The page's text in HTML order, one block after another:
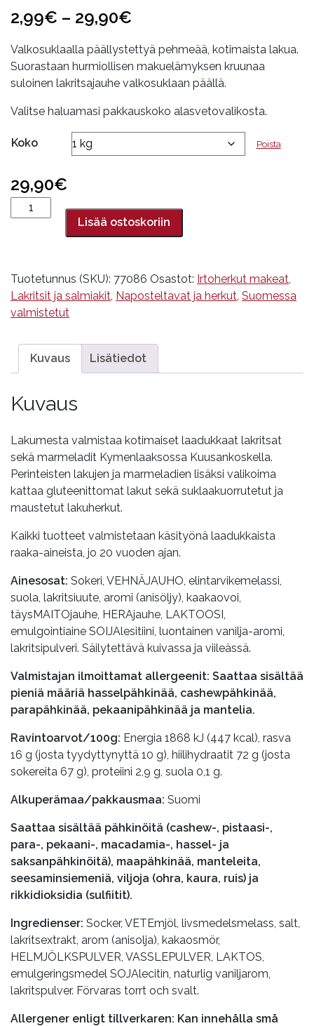
2,99€ – 29,90€
2,99€
-
29,90€
Valkosuklaalla päällystettyä pehmeää, kotimaista lakua.
Suorastaan hurmiollisen makuelämyksen kruunaa
suloinen lakritsajauhe valkosuklaan päällä.
Valitse haluamasi pakkauskoko alasvetovalikosta.
Koko Poista
29,90€
Valkosuklaalaku
lakritsajauheellaLisää ostoskoriin
Tuotetunnus (SKU): 77086 Osastot: Irtoherkut makeat
Lakritsit ja salmiakit Naposteltavat ja herkut Suomessa
valmistetut
Kuvaus Lisätiedot
Kuvaus
Lakumesta valmistaa kotimaiset laadukkaat lakritsat
sekä marmeladit Kymenlaaksossa Kuusankoskella.
Perinteisten lakujen ja marmeladien lisäksi valikoima
kattaa gluteenittomat lakut sekä suklaakuorrutetut ja
maustetut lakuherkut.
Kaikki tuotteet valmistetaan käsityönä laadukkaista
raaka-aineista, jo 20 vuoden ajan.
Ainesosat: Sokeri, VEHNÄJAUHO, elintarvikemelassi,
suola, lakritsiuute, aromi (anisöljy), kaakaovoi,
täysMAITOjauhe, HERAjauhe, LAKTOOSI,
emulgointiaine SOIJAlesitiini, luontainen vanilja-aromi,
lakritsipulveri. Säilytettävä kuivassa ja viileässä.
Valmistajan ilmoittamat allergeenit: Saattaa sisältää
pieniä määriä hasselpähkinää, cashewpähkinää,
parapähkinää, pekaanipähkinää ja mantelia.
Ravintoarvot/100g: Energia 1868 kJ (447 kcal), rasva
16 g (josta tyydyttynyttä 10 g), hiilihydraatit 72 g (josta
sokereita 67 g), proteiini 2,9 g, suola 0,1 g.
Alkuperämaa/pakkausmaa: Suomi
Saattaa sisältää pähkinöitä (cashew-, pistaasi-,
para-, pekaani-, macadamia-, hassel- ja
saksanpähkinöitä), maapähkinää, manteleita,
seesaminsiemeniä, viljoja (ohra, kaura, ruis) ja
rikkidioksidia (sulfiitit).
Ingredienser: Socker, VETEmjöl, livsmedelsmelass, salt,
lakritsextrakt, arom (anisolja), kakaosmör,
HELMJÖLKSPULVER, VASSLEPULVER, LAKTOS,
emulgeringsmedel SOJAlecitin, naturlig vaniljarom,
lakritspulver. Förvaras torrt och svalt.
Allergener enligt tillverkaren: Kan innehålla små